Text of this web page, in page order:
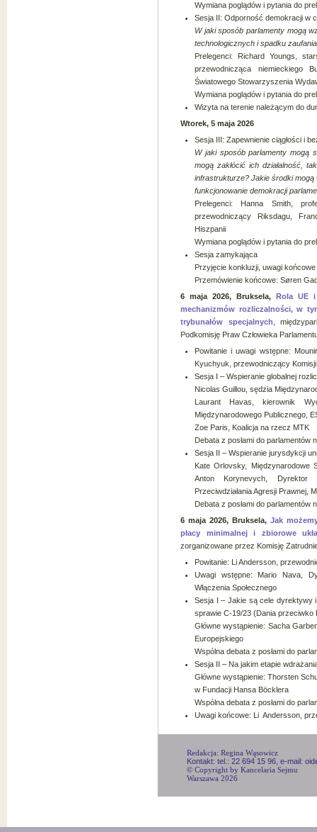
Wymiana poglądów i pytania do
Sesja II: Odporność demokracji w
W jaki sposób parlamenty mogą
technologicznych i spadku
Prelegenci: Richard Youngs,
przewodnicząca niemieckiego
Światowego Stowarzyszenia
Wymiana poglądów i pytania do
Wizyta na terenie należącym do
Wtorek, 5 maja 2026
Sesja III: Zapewnienie ciągłości i
W jaki sposób parlamenty mogą
mogą zakłócić ich działalność,
infrastrukturze? Jakie środki
funkcjonowanie demokracji
Prelegenci: Hanna Smith,
przewodniczący Riksdagu,
Hiszpanii
Wymiana poglądów i pytania do
Sesja zamykająca
Przyjęcie konkluzji, uwagi końcowe
Przemówienie końcowe: Søren
6 maja 2026, Bruksela, Rola UE i
mechanizmów rozliczalności, w
trybunałów specjalnych ,
Podkomisję Praw Człowieka
Powitanie i uwagi wstępne:
Kyuchyuk, przewodniczący
Sesja I – Wspieranie globalnej
Nicolas Guillou, sędzia
Laurant Havas, kierownik
Międzynarodowego Publicznego,
Zoe Paris, Koalicja na rzecz MTK
Debata z posłami do parlamentów
Sesja II – Wspieranie jurysdykcji
Kate Orlovsky, Międzynarodowe
Anton Korynevych, Dyrektor
Przeciwdziałania Agresji Prawnej,
Debata z posłami do parlamentów
6 maja 2026, Bruksela,Jak
płacy minimalnej i zbiorowe
zorganizowane przez Komisję
Powitanie: Li Andersson,
Uwagi wstępne: Mario Nava,
Włączenia Społecznego
Sesja I – Jakie są cele dyrektywy i
sprawie C-19/23 (Dania przeciwko
Główne wystąpienie: Sacha
Europejskiego
Wspólna debata z posłami do
Sesja II – Na jakim etapie
Główne wystąpienie: Thorsten
w Fundacji Hansa Böcklera
Wspólna debata z posłami do
Uwagi końcowe: Li Andersson,
Redakcja: Regina Wąsowicz
Kontakt: tel.: 22 694 15 96, e-mail:
© Copyright by Kancelaria Sejmu
Warszawa 2026